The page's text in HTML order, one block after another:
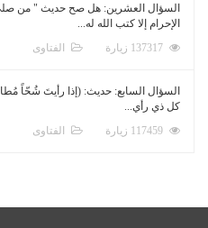
السؤال العشرين: هل صح حديث " من صلى
الإحرام إلا كتب الله له...
الفتاوى
السؤال السابع: حديث: (إذا رأيتَ شُحّاً
كل ذي رأي...
الفتاوى